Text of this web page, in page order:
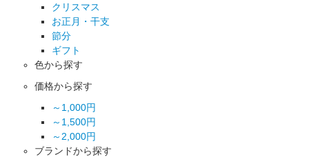
クリスマス
お正月・干支
節分
ギフト
色から探す
価格から探す
～1,000円
～1,500円
～2,000円
ブランドから探す